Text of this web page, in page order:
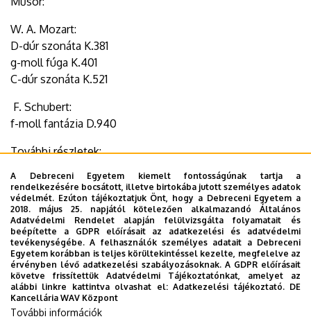
W. A. Mozart:
D-dúr szonáta K.381
g-moll fúga K.401
C-dúr szonáta K.521
F. Schubert:
f-moll fantázia D.940
További részletek:
grunwald-bela-es-…
Dokumentumok
Grünwald Béla és Pless Attila négykezes zongoraestje
(1.45 MB)
Last update: 2024. 04. 09. 15:16
A Debreceni Egyetem kiemelt fontosságúnak tartja a
rendelkezésére bocsátott, illetve birtokába jutott személyes adatok
védelmét. Ezúton tájékoztatjuk Önt, hogy a Debreceni Egyetem a
2018. május 25. napjától kötelezően alkalmazandó Általános
Adatvédelmi Rendelet alapján felülvizsgálta folyamatait és
beépítette a GDPR előírásait az adatkezelési és adatvédelmi
tevékenységébe. A felhasználók személyes adatait a Debreceni
Egyetem korábban is teljes körültekintéssel kezelte, megfelelve az
érvényben lévő adatkezelési szabályozásoknak. A GDPR előírásait
követve frissítettük Adatvédelmi Tájékoztatónkat, amelyet az
alábbi linkre kattintva olvashat el:Adatkezelési tájékoztató. DE
Kancellária WAV Központ
További információk